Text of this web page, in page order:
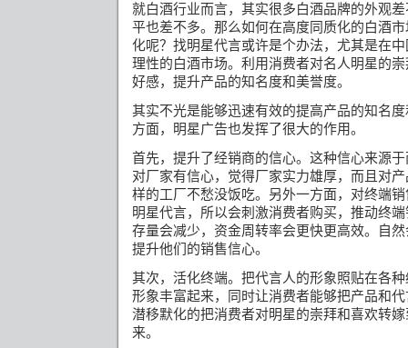
就白酒行业而言，其实很多白酒品牌的外观
平也差不多。那么如何在高度同质化的白酒
化呢？找明星代言或许是个办法，尤其是在
理性的白酒市场。利用消费者对名人明星的
好感，提升产品的知名度和美誉度。
其实不光是能够迅速有效的提高产品的知名
方面，明星广告也发挥了很大的作用。
首先，提升了经销商的信心。这种信心来源
对厂家有信心，觉得厂家实力雄厚，而且对
样的工厂不愁没饭吃。另外一方面，对终端
明星代言，所以会刺激消费者购买，推动终
存量会减少，资金周转率会更快更高效。自
提升他们的销售信心。
其次，活化终端。把代言人的形象照贴在各
形象丰富起来，同时让消费者能够把产品和
潜移默化的把消费者对明星的崇拜和喜欢转
来。